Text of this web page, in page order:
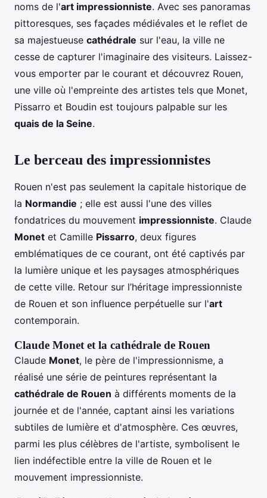
noms de l'art impressionniste. Avec ses panoramas
pittoresques, ses façades médiévales et le reflet de
sa majestueuse cathédrale sur l'eau, la ville ne
cesse de capturer l'imaginaire des visiteurs. Laissez-
vous emporter par le courant et découvrez Rouen,
une ville où l'empreinte des artistes tels que Monet,
Pissarro et Boudin est toujours palpable sur les
quais de la Seine.
Le berceau des impressionnistes
Rouen n'est pas seulement la capitale historique de
la Normandie ; elle est aussi l'une des villes
fondatrices du mouvement impressionniste. Claude
Monet et Camille Pissarro, deux figures
emblématiques de ce courant, ont été captivés par
la lumière unique et les paysages atmosphériques
de cette ville. Retour sur l’héritage impressionniste
de Rouen et son influence perpétuelle sur l'art
contemporain.
Claude Monet et la cathédrale de Rouen
Claude Monet, le père de l'impressionnisme, a
réalisé une série de peintures représentant la
cathédrale de Rouen à différents moments de la
journée et de l'année, captant ainsi les variations
subtiles de lumière et d'atmosphère. Ces œuvres,
parmi les plus célèbres de l'artiste, symbolisent le
lien indéfectible entre la ville de Rouen et le
mouvement impressionniste.